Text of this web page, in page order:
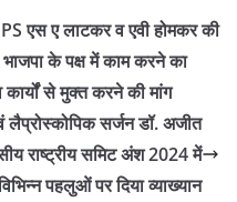
e
एस ए लाटकर व एवी होमकर की
के पक्ष में काम करने का
से मुक्त करने की मांग
सर्जन डॉ. अजीत
राष्ट्रीय समिट अंश 2024 में
पहलुओं पर दिया व्याख्यान